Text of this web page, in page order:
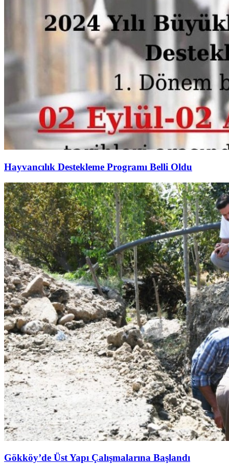
Hayvancılık Destekleme Programı Belli Oldu
Gökköy’de Üst Yapı Çalışmalarına Başlandı